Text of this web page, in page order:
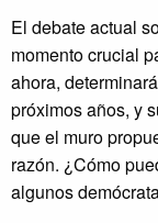
El debate actual
momento crucial
ahora,
próximos años, y
que el muro
razón. ¿Cómo
algunos